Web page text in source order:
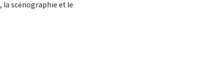
scénographie et le